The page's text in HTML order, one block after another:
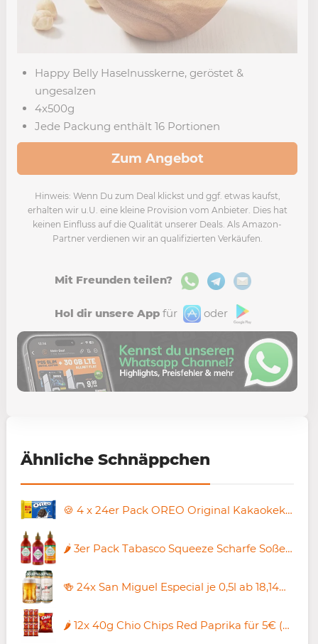
Happy Belly Haselnusskerne, geröstet &
ungesalzen
4x500g
Jede Packung enthält 16 Portionen
Zum Angebot
Hinweis: Wenn Du zum Deal klickst und ggf. etwas kaufst,
erhalten wir u.U. eine kleine Provision vom Anbieter. Dies hat
keinen Einfluss auf die Qualität unserer Deals. Als Amazon-
Partner verdienen wir an qualifizierten Verkäufen.
Mit Freunden teilen?
Hol dir unsere Appfür oder
Ähnliche Schnäppchen
🍪 4 x 24er Pack OREO Original Kakaokekse ab 7,16€ (statt 12€)
🌶️ 3er Pack Tabasco Squeeze Scharfe Soße Multipack, 256ml für 16,14€ (statt 19€)
🍻 24x San Miguel Especial je 0,5l ab 18,14€ (statt 24€) – nur 0,75€ pro Dose
🌶️ 12x 40g Chio Chips Red Paprika für 5€ (statt 10€)